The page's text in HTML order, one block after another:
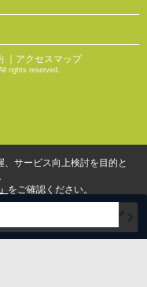
｜アクセスマップ
rights reserved.
サービス向上検討を目的と
をご確認ください。